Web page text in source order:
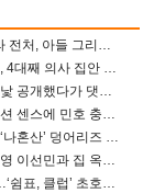
‘17억 빚잔치’ 김구라 전처, 아들 그리는 “나 뿐인데” 친엄마 챙기는 효심 눈길
‘중증외상센터’ 하영, 4대째 의사 집안 인증 “증조부, 고종 황제 진료”(옥문아)[어제TV]
여에스더, 예능서 민낯 공개했다가 댓글에 충격 “눈 왜 저렇게 처졌냐고”(에스더TV)
류혜영 대학 시절 패션 센스에 민호 충격 “레몬색 레깅스에 다리 없는 줄”(나혼산)
박나래 이장우 떠난 ‘나혼산’ 덩어리즈 왔다, 1인 1케이크에 팜유 전현무 충격[어제TV]
건물주 구성환, 김신영 이선민과 집 옥상서 41만원 한우 파티 “화력이 성화봉송”(나혼산)
유재석이 달라졌다…‘쉼표, 클럽’ 초호화 코스에 주우재도 감탄 (놀면 뭐하니?)